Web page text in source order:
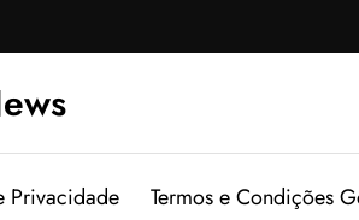
Privacidade Termos e Condições